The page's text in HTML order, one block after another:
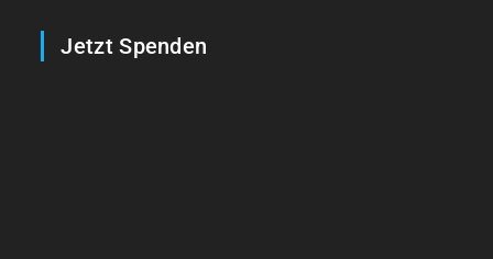
Jetzt Spenden